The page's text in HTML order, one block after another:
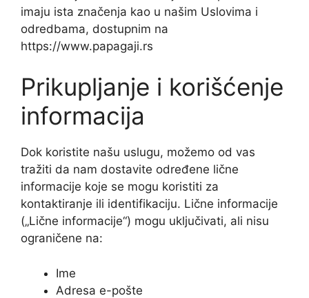
imaju ista značenja kao u našim Uslovima i
odredbama, dostupnim na
https://www.papagaji.rs
Prikupljanje i korišćenje
informacija
Dok koristite našu uslugu, možemo od vas
tražiti da nam dostavite određene lične
informacije koje se mogu koristiti za
kontaktiranje ili identifikaciju. Lične informacije
(„Lične informacije“) mogu uključivati, ali nisu
ograničene na:
Ime
Adresa e-pošte